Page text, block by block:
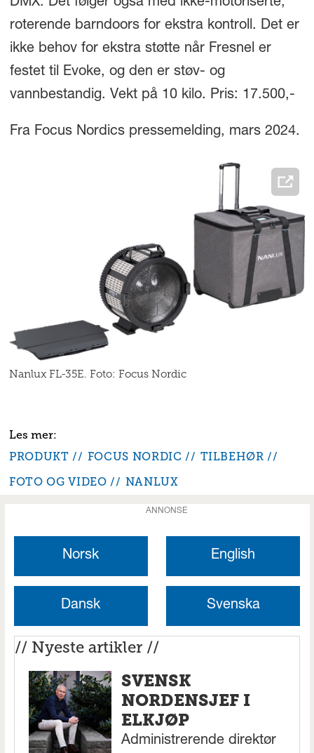
roterende barndoors for ekstra kontroll. Det er
ikke behov for ekstra støtte når Fresnel er
festet til Evoke, og den er støv- og
vannbestandig. Vekt på 10 kilo. Pris: 17.500,-
Fra Focus Nordics pressemelding, mars 2024.
Nanlux FL-35E. Foto: Focus Nordic
PRODUKT FOCUS NORDIC
TILBEHØR
FOTO OG VIDEO
NANLUX
ANNONSE
Norsk English
Dansk Svenska
// Nyeste artikler //
SVENSK
NORDENSJEF I
ELKJØP
Administrerende direktør